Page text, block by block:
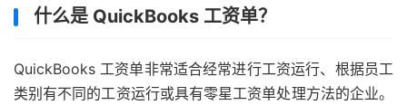
什么是 QuickBooks 工资单？
QuickBooks 工资单非常适合经常进行工资运行、根据员工
类别有不同的工资运行或具有零星工资单处理方法的企业。